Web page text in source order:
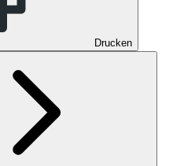
Drucken